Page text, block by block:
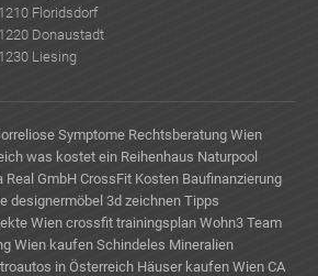
Floridsdorf
Donaustadt
Liesing
Symptome Rechtsberatung Wien
was kostet ein Reihenhaus Naturpool
Real GmbH CrossFit Kosten Baufinanzierung
designermöbel 3d zeichnen Tipps
Wien crossfit trainingsplan Wohn3 Team
Wien kaufenSchindeles Mineralien
in Österreich Häuser kaufen Wien CA